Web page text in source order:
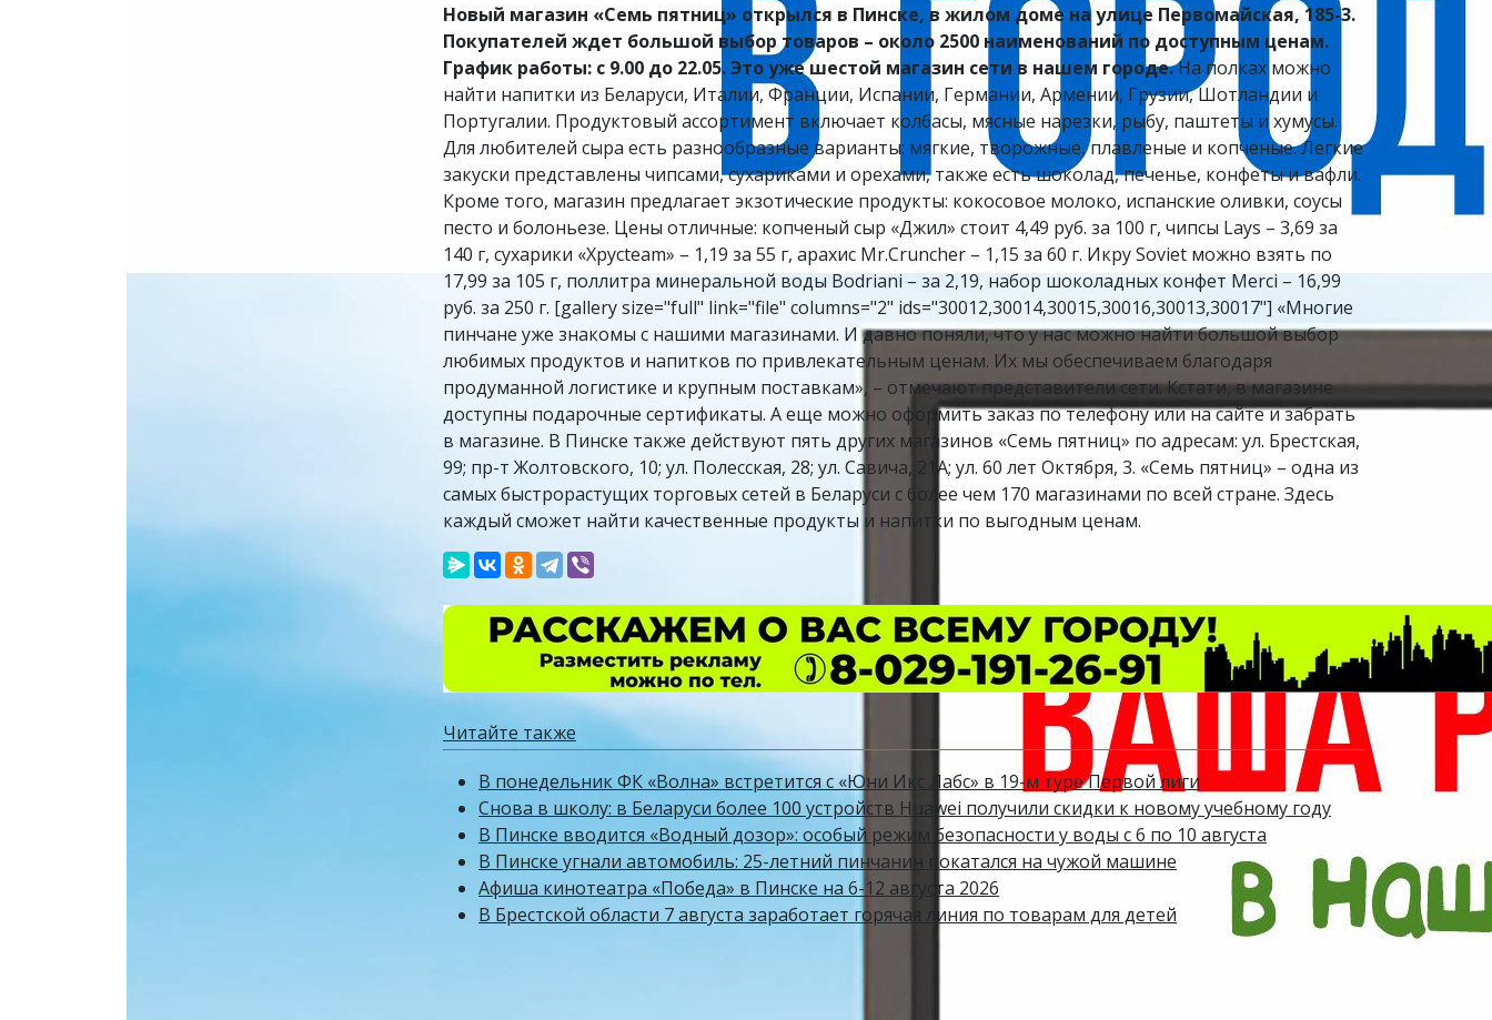
Новый магазин «Семь пятниц» открылся в Пинске, в жилом доме на улице Первомайская, 185-3.
Покупателей ждет большой выбор товаров – около 2500 наименований по доступным ценам.
График работы: с 9.00 до 22.05. Это уже шестой магазин сети в нашем городе.На полках можно
найти напитки из Беларуси, Италии, Франции, Испании, Германии, Армении, Грузии, Шотландии и
Португалии. Продуктовый ассортимент включает колбасы, мясные нарезки, рыбу, паштеты и хумусы.
Для любителей сыра есть разнообразные варианты: мягкие, творожные, плавленые и копченые. Легкие
закуски представлены чипсами, сухариками и орехами, также есть шоколад, печенье, конфеты и вафли.
Кроме того, магазин предлагает экзотические продукты: кокосовое молоко, испанские оливки, соусы
песто и болоньезе. Цены отличные: копченый сыр «Джил» стоит 4,49 руб. за 100 г, чипсы Lays – 3,69 за
140 г, сухарики «Хрусteam» – 1,19 за 55 г, арахис Mr.Cruncher – 1,15 за 60 г. Икру Soviet можно взять по
17,99 за 105 г, поллитра минеральной воды Bodriani – за 2,19, набор шоколадных конфет Merci – 16,99
руб. за 250 г. [gallery size="full" link="file" columns="2" ids="30012,30014,30015,30016,30013,30017"] «Многие
пинчане уже знакомы с нашими магазинами. И давно поняли, что у нас можно найти большой выбор
любимых продуктов и напитков по привлекательным ценам. Их мы обеспечиваем благодаря
продуманной логистике и крупным поставкам», – отмечают представители сети. Кстати, в магазине
доступны подарочные сертификаты. А еще можно оформить заказ по телефону или на сайте и забрать
в магазине. В Пинске также действуют пять других магазинов «Семь пятниц» по адресам: ул. Брестская,
99; пр-т Жолтовского, 10; ул. Полесская, 28; ул. Савича, 21А; ул. 60 лет Октября, 3. «Семь пятниц» – одна из
самых быстрорастущих торговых сетей в Беларуси с более чем 170 магазинами по всей стране. Здесь
каждый сможет найти качественные продукты и напитки по выгодным ценам.
Читайте также
В понедельник ФК «Волна» встретится с «Юни Икс Лабс» в 19-м туре Первой лиги
Снова в школу: в Беларуси более 100 устройств Huawei получили скидки к новому учебному году
В Пинске вводится «Водный дозор»: особый режим безопасности у воды с 6 по 10 августа
В Пинске угнали автомобиль: 25-летний пинчанин покатался на чужой машине
Афиша кинотеатра «Победа» в Пинске на 6-12 августа 2026
В Брестской области 7 августа заработает горячая линия по товарам для детей